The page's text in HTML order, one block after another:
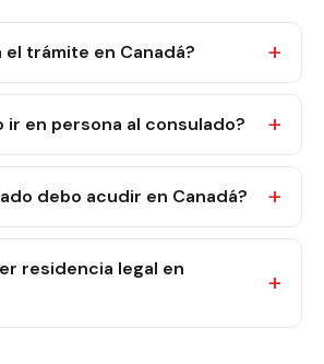
trámite en Canadá?
ir en persona al consulado?
debo acudir en Canadá?
residencia legal en